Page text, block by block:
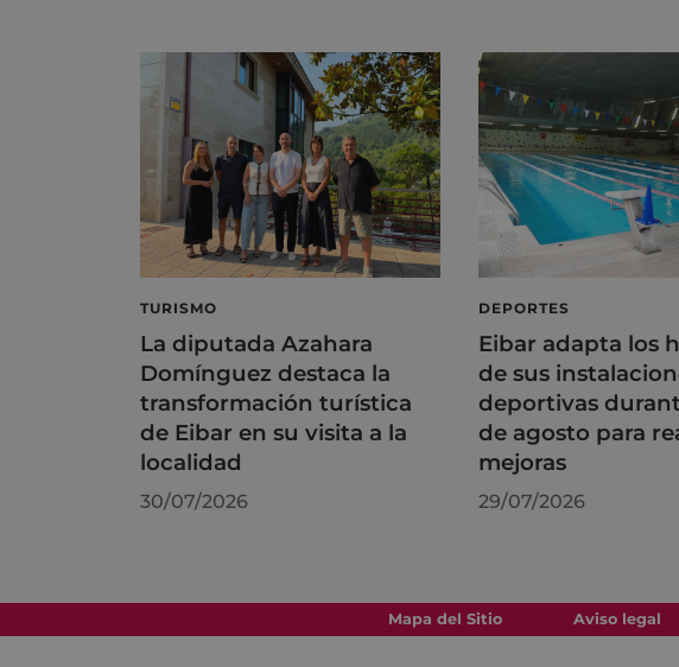
TURISMO
La diputada Azahara
Domínguez destaca la
transformación turística
de Eibar en su visita a la
localidad
30/07/2026
DEPORTES
Eibar adapta los
de sus
deportivas
de agosto para
mejoras
29/07/2026
Mapa del Sitio Aviso legal